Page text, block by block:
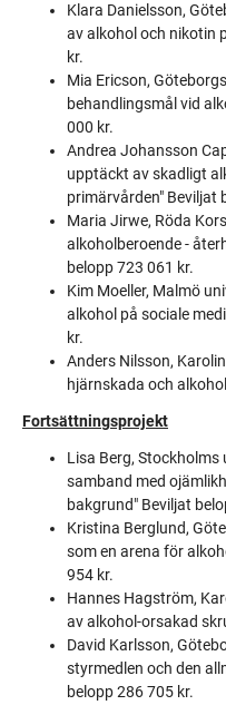
Klara Danielsson,
av alkohol och nikotin
kr.
Mia Ericson,
behandlingsmål vid
000 kr.
Andrea Johansson
upptäckt av skadligt
primärvården" Beviljat
Maria Jirwe, Röda
alkoholberoende -
belopp 723 061 kr.
Kim Moeller, Malmö
alkohol på sociale
kr.
Anders Nilsson,
hjärnskada och
Fortsättningsprojekt
Lisa Berg,
samband med
bakgrund" Beviljat
Kristina Berglund,
som en arena för
954 kr.
Hannes Hagström,
av alkohol-orsakad
David Karlsson,
styrmedlen och den
belopp 286 705 kr.